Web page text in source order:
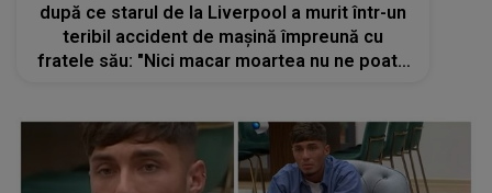
după ce starul de la Liverpool a murit într-un
teribil accident de mașină împreună cu
fratele său: "Nici macar moartea nu ne poate